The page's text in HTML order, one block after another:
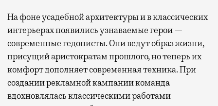
На фоне усадебной архитектуры и в классических
интерьерах появились узнаваемые герои —
современные гедонисты. Они ведут образ жизни,
присущий аристократам прошлого, но теперь их
комфорт дополняет современная техника. При
создании рекламной кампании команда
вдохновлялась классическими работами